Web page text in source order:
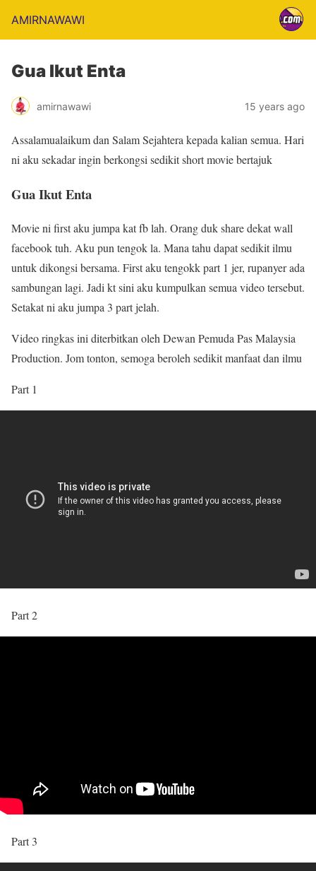
AMIRNAWAWI
Gua Ikut Enta
amirnawawi 15 years ago
Assalamualaikum dan Salam Sejahtera kepada kalian semua. Hari
ni aku sekadar ingin berkongsi sedikit short movie bertajuk
Gua Ikut Enta
Movie ni first aku jumpa kat fb lah. Orang duk share dekat wall
facebook tuh. Aku pun tengok la. Mana tahu dapat sedikit ilmu
untuk dikongsi bersama. First aku tengokk part 1 jer, rupanyer ada
sambungan lagi. Jadi kt sini aku kumpulkan semua video tersebut.
Setakat ni aku jumpa 3 part jelah.
Video ringkas ini diterbitkan olehDewan Pemuda Pas Malaysia
Production. Jom tonton, semoga beroleh sedikit manfaat dan ilmu
Part 1
Part 2
Part 3